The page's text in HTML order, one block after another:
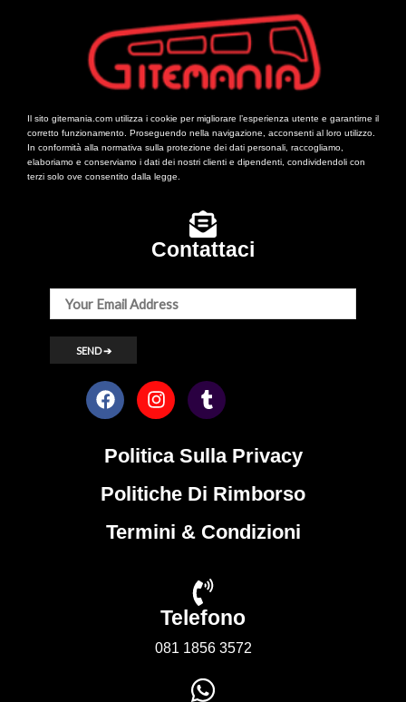
Il sito gitemania.com utilizza i cookie per migliorare l’esperienza utente e garantirne il
corretto funzionamento. Proseguendo nella navigazione, acconsenti al loro utilizzo.
In conformità alla normativa sulla protezione dei dati personali, raccogliamo,
elaboriamo e conserviamo i dati dei nostri clienti e dipendenti, condividendoli con
terzi solo ove consentito dalla legge.
Contattaci
Politica Sulla Privacy
Politiche Di Rimborso
Termini & Condizioni
Telefono
081 1856 3572